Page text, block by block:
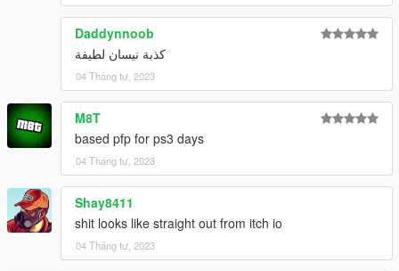
Daddynnoob
كذبة نيسان لطيفة
04 Tháng tư, 2023
M8T
based pfp for ps3 days
04 Tháng tư, 2023
Shay8411
shit looks like straight out from itch io
04 Tháng tư, 2023